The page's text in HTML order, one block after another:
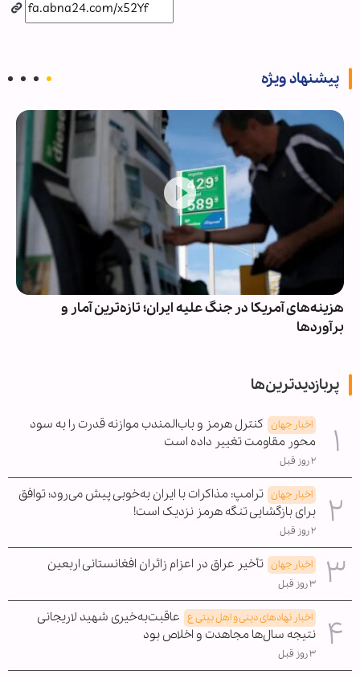
پیشنهاد ویژه
هزینه‌های آمریکا در جنگ علیه ایران؛ تازه‌ترین آمار و
برآوردها
پربازدیدترین‌ها
اخبار جهان کنترل هرمز و باب‌المندب موازنه قدرت را به سود
محور مقاومت تغییر داده است
۲ روز قبل
اخبار جهان ترامپ: مذاکرات با ایران به‌خوبی پیش می‌رود؛ توافق
برای بازگشایی تنگه هرمز نزدیک است!
۲ روز قبل
اخبار جهان تأخیر عراق در اعزام زائران افغانستانی اربعین
۳ روز قبل
اخبار نهادهای دینی و اهل بیتی ع عاقبت‌به‌خیری شهید لاریجانی
نتیجه سال‌ها مجاهدت و اخلاص بود
۳ روز قبل